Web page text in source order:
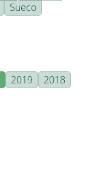
Sueco
2019
2018